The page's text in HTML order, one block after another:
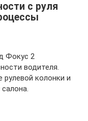
с руля
Фокус 2
водителя.
колонки и